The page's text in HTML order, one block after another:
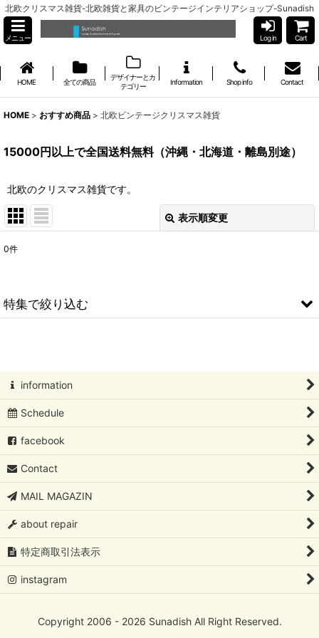
北欧クリスマス雑貨-北欧雑貨と家具のビンテージインテリアショップ-Sunadish
メニュー Log in Cart
HOME 全ての商品
デザイナーとカ
テゴリー
Information Shop info Contact
HOME > おすすめ商品 > 北欧ビンテージクリスマス雑貨
15000円以上で全国送料無料（沖縄・北海道・離島別途）
北欧のクリスマス雑貨です。
表示順変更
並び順:
0件
特集で絞り込む
Oiva Toikka/オイバ・トイッカ/イッタラバード
フローラ/ファウナ/ツンドラ/カステヘルミ /Oiva Toikka/オイ
バ・トイッカ
Rut Bryk/ルート・ブリュック
Lisa Larson/リサ・ラーソン
Birger Kaipiainen/ビルガーカイピアイネン
Tapio Wirkkala/タピオ・ヴィルカラ
information
Schedule
facebook
Contact
MAIL MAGAZIN
about repair
特定商取引法表示
instagram
Copyright 2006 - 2026 Sunadish All Right Reserved.